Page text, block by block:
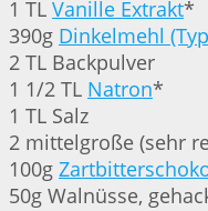
1 TL Vanille Extrakt*
390g Dinkelmehl
2 TL Backpulver
1 1/2 TL Natron*
1 TL Salz
2 mittelgroße (sehr
100g
50g Walnüsse,